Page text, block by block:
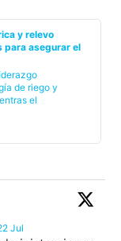
y relevo
para asegurar el
de riego y
el
Jul